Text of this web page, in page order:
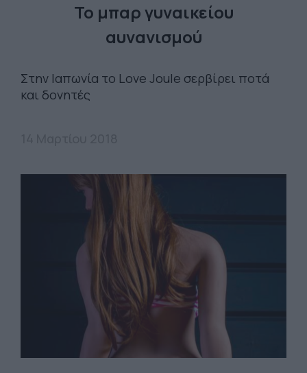
Το μπαρ γυναικείου
αυνανισμού
Στην Ιαπωνία το Love Joule σερβίρει ποτά
και δονητές